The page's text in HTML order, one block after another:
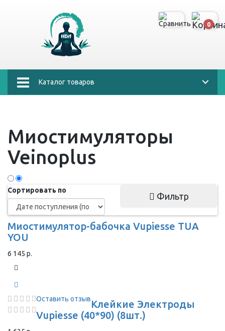
0
Каталог товаров
Миостимуляторы
Veinoplus
Сортировать по
Фильтр
Миостимулятор-бабочка Vupiesse TUA
YOU
6 145 р.
Оставить отзывКлейкие Электроды
Vupiesse (40*90) (8шт.)